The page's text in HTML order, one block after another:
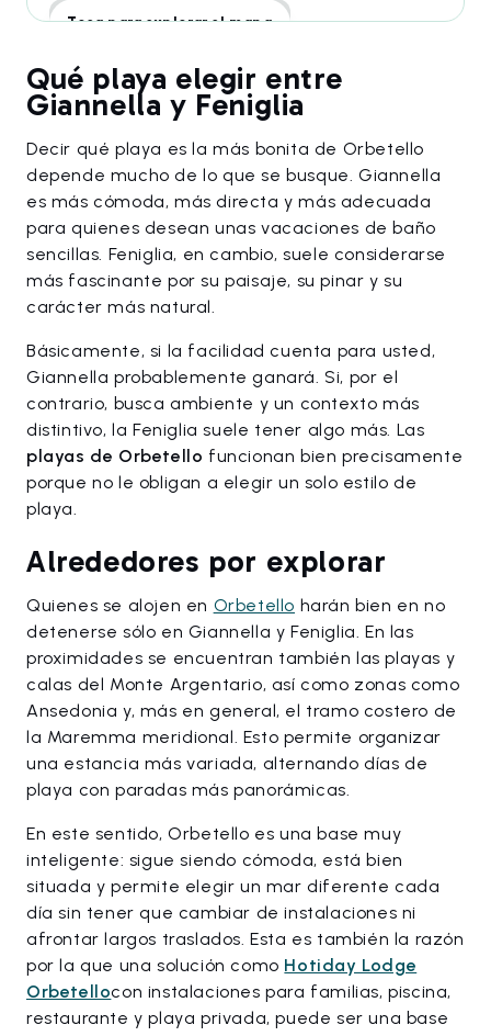
Toca para explorar el mapa
Qué playa elegir entre
Giannella y Feniglia
Decir qué playa es la más bonita de Orbetello
depende mucho de lo que se busque. Giannella
es más cómoda, más directa y más adecuada
para quienes desean unas vacaciones de baño
sencillas. Feniglia, en cambio, suele considerarse
más fascinante por su paisaje, su pinar y su
carácter más natural.
Básicamente, si la facilidad cuenta para usted,
Giannella probablemente ganará. Si, por el
contrario, busca ambiente y un contexto más
distintivo, la Feniglia suele tener algo más. Las
playas de Orbetello funcionan bien precisamente
porque no le obligan a elegir un solo estilo de
playa.
Alrededores por explorar
Quienes se alojen en Orbetello harán bien en no
detenerse sólo en Giannella y Feniglia. En las
proximidades se encuentran también las playas y
calas del Monte Argentario, así como zonas como
Ansedonia y, más en general, el tramo costero de
la Maremma meridional. Esto permite organizar
una estancia más variada, alternando días de
playa con paradas más panorámicas.
En este sentido, Orbetello es una base muy
inteligente: sigue siendo cómoda, está bien
situada y permite elegir un mar diferente cada
día sin tener que cambiar de instalaciones ni
afrontar largos traslados. Esta es también la razón
por la que una solución como Hotiday Lodge
Orbetellocon instalaciones para familias, piscina,
restaurante y playa privada, puede ser una base